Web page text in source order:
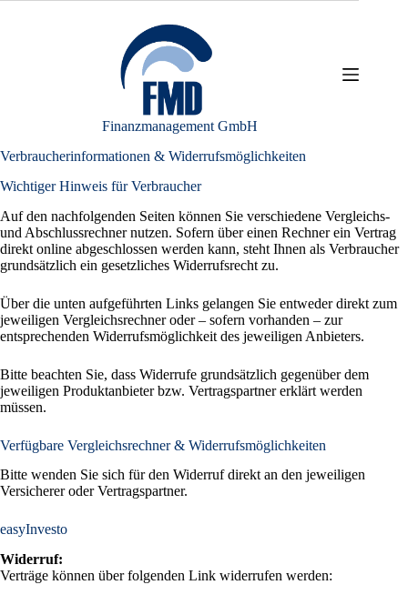
Finanzmanagement GmbH
Verbraucherinformationen & Widerrufsmöglichkeiten
Wichtiger Hinweis für Verbraucher
Auf den nachfolgenden Seiten können Sie verschiedene Vergleichs-
und Abschlussrechner nutzen. Sofern über einen Rechner ein Vertrag
direkt online abgeschlossen werden kann, steht Ihnen als Verbraucher
grundsätzlich ein gesetzliches Widerrufsrecht zu.
Über die unten aufgeführten Links gelangen Sie entweder direkt zum
jeweiligen Vergleichsrechner oder – sofern vorhanden – zur
entsprechenden Widerrufsmöglichkeit des jeweiligen Anbieters.
Bitte beachten Sie, dass Widerrufe grundsätzlich gegenüber dem
jeweiligen Produktanbieter bzw. Vertragspartner erklärt werden
müssen.
Verfügbare Vergleichsrechner & Widerrufsmöglichkeiten
Bitte wenden Sie sich für den Widerruf direkt an den jeweiligen
Versicherer oder Vertragspartner.
easyInvesto
Widerruf:
Verträge können über folgenden Link widerrufen werden: